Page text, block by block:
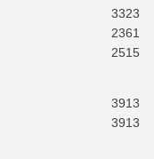
3323
2361
2515
3913
3913